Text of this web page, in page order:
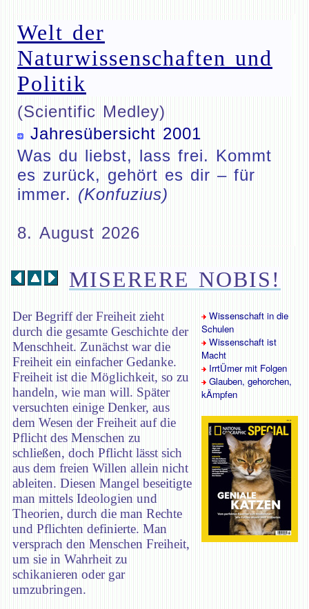
Welt der
Naturwissenschaften und
Politik
(Scientific Medley)
Jahresübersicht 2001
Was du liebst, lass frei. Kommt
es zurück, gehört es dir – für
immer. (Konfuzius)
8. August 2026
MISERERE NOBIS!
Der Begriff der Freiheit zieht
durch die gesamte Geschichte der
Menschheit. Zunächst war die
Freiheit ein einfacher Gedanke.
Freiheit ist die Möglichkeit, so zu
handeln, wie man will. Später
versuchten einige Denker, aus
dem Wesen der Freiheit auf die
Pflicht des Menschen zu
schließen, doch Pflicht lässt sich
aus dem freien Willen allein nicht
ableiten. Diesen Mangel beseitigte
man mittels Ideologien und
Theorien, durch die man Rechte
und Pflichten definierte. Man
versprach den Menschen Freiheit,
um sie in Wahrheit zu
schikanieren oder gar
umzubringen.
Wissenschaft in die
Schulen
Wissenschaft ist
Macht
IrrtÜmer mit Folgen
Glauben, gehorchen,
kÄmpfen